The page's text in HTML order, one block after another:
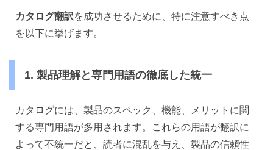
カタログ翻訳を成功させるために、特に注意すべき点
を以下に挙げます。
1. 製品理解と専門用語の徹底した統一
カタログには、製品のスペック、機能、メリットに関
する専門用語が多用されます。これらの用語が翻訳に
よって不統一だと、読者に混乱を与え、製品の信頼性